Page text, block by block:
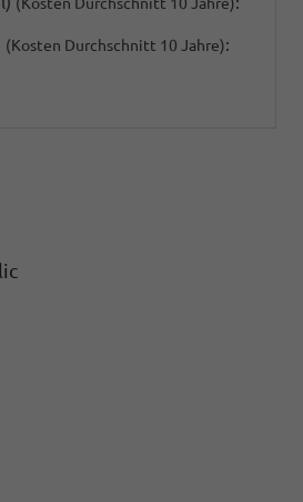
(Kosten Durchschnitt 10 Jahre):